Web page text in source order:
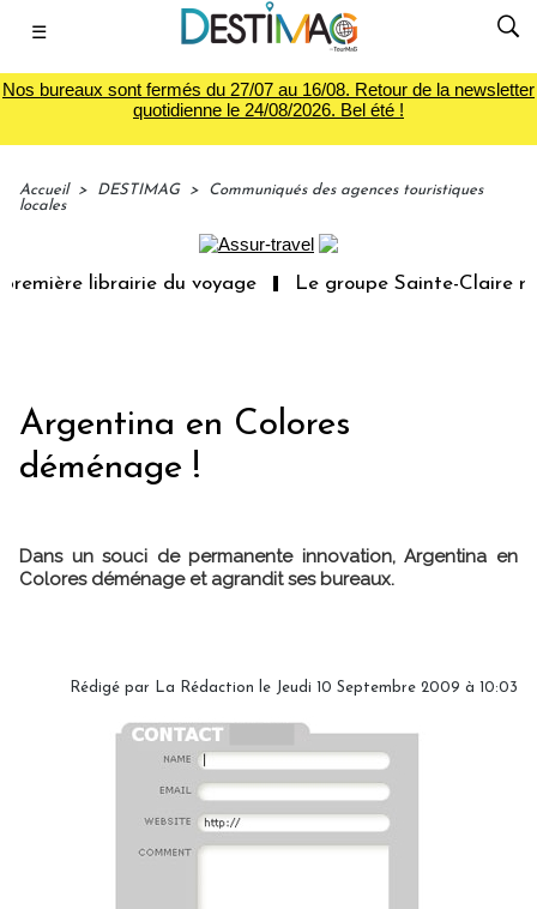
☰
Nos bureaux sont fermés du 27/07 au 16/08. Retour de la newsletter
quotidienne le 24/08/2026. Bel été !
Accueil > DESTIMAG >
Communiqués des agences touristiques
locales
librairie du voyage Le groupe Sainte-Claire
Argentina en Colores
déménage !
Dans un souci de permanente innovation, Argentina en
Colores déménage et agrandit ses bureaux.
Rédigé par La Rédaction le Jeudi 10 Septembre 2009 à 10:03